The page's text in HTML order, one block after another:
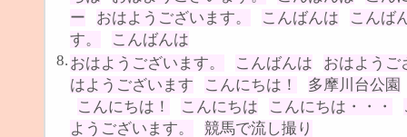
ー
おはようございます。 こんばんは
こんば
す。
こんばんは
8. おはようございます。 こんばんは
おはようご
はようございます
こんにちは！
多摩川台公園
こんにちは！
こんにちは こんにちは・・・
ようございます。
競馬で流し撮り